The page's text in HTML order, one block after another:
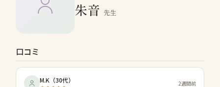
朱音 先生
口コミ
M.K （30代） 2週間前